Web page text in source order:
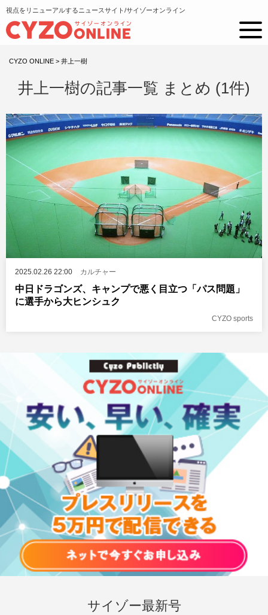
視点をリニューアルするニュースサイト/サイゾーオンライン
CYZO ONLINE > 井上一樹
井上一樹の記事一覧 まとめ (1件)
2025.02.26 22:00 カルチャー
中日ドラゴンズ、キャンプで悪く目立つ「パス問題」
に選手から大ヒンシュク
CYZO sports
サイゾー最新号